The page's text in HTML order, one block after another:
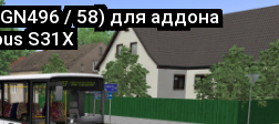
/ 58) для аддона
S31X